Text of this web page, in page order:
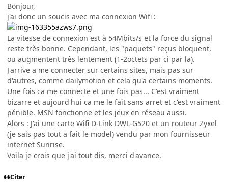
Bonjour,
j'ai donc un soucis avec ma connexion Wifi :
La vitesse de connexion est à 54Mbits/s et la force du signal
reste très bonne. Cependant, les "paquets" reçus bloquent,
ou augmentent très lentement (1-2octets par ci par la).
J'arrive a me connecter sur certains sites, mais pas sur
d'autres, comme dailymotion et cela qu'a certains moments.
Une fois ca me connecte et une fois pas... C'est vraiment
bizarre et aujourd'hui ca me le fait sans arret et c'est vraiment
pénible. MSN fonctionne et les jeux en réseau aussi.
Alors : J'ai une carte Wifi D-Link DWL-G520 et un routeur Zyxel
(je sais pas tout a fait le model) vendu par mon fournisseur
internet Sunrise.
Voila je crois que j'ai tout dis, merci d'avance.
Citer